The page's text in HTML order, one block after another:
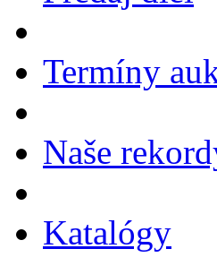
Termíny
Naše
Katalógy